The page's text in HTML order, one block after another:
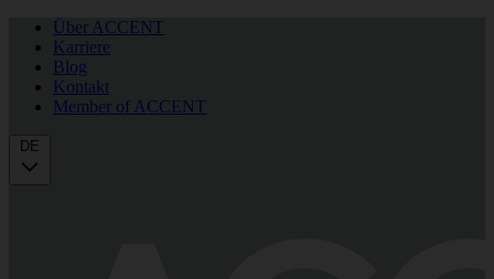
Über ACCENT
Karriere
Blog
Kontakt
Member of ACCENT
DE